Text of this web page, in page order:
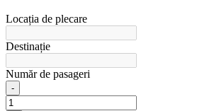
Locația de plecare
Destinație
Număr de pasageri
-